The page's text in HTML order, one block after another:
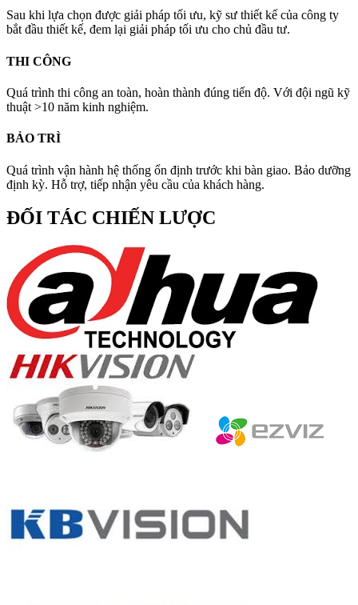
Sau khi lựa chọn được giải pháp tối ưu, kỹ sư thiết kế của công ty
bắt đầu thiết kế, đem lại giải pháp tối ưu cho chủ đầu tư.
THI CÔNG
Quá trình thi công an toàn, hoàn thành đúng tiến độ. Với đội ngũ kỹ
thuật >10 năm kinh nghiệm.
BẢO TRÌ
Quá trình vận hành hệ thống ổn định trước khi bàn giao. Bảo dưỡng
định kỳ. Hỗ trợ, tiếp nhận yêu cầu của khách hàng.
ĐỐI TÁC CHIẾN LƯỢC